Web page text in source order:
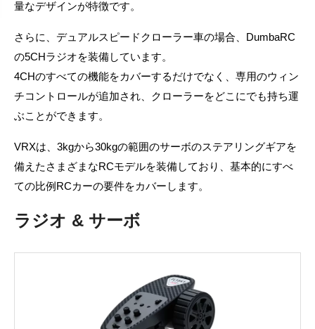
量なデザインが特徴です。
さらに、デュアルスピードクローラー車の場合、DumbaRC
の5CHラジオを装備しています。
4CHのすべての機能をカバーするだけでなく、専用のウィン
チコントロールが追加され、クローラーをどこにでも持ち運
ぶことができます。
VRXは、3kgから30kgの範囲のサーボのステアリングギアを
備えたさまざまなRCモデルを装備しており、基本的にすべ
ての比例RCカーの要件をカバーします。
ラジオ & サーボ